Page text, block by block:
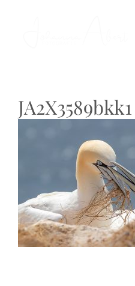
JA2X3589bkk1